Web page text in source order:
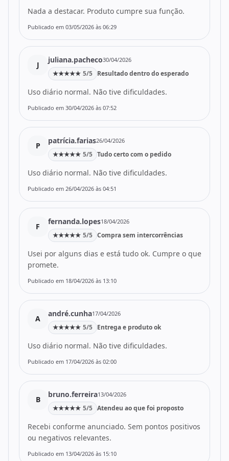
Nada a destacar. Produto cumpre sua função.
Publicado em 03/05/2026 às 06:29
J
juliana.pacheco30/04/2026
★★★★★ 5/5 Resultado dentro do esperado
Uso diário normal. Não tive dificuldades.
Publicado em 30/04/2026 às 07:52
P
patrícia.farias26/04/2026
★★★★★ 5/5 Tudo certo com o pedido
Uso diário normal. Não tive dificuldades.
Publicado em 26/04/2026 às 04:51
F
fernanda.lopes18/04/2026
★★★★★ 5/5 Compra sem intercorrências
Usei por alguns dias e está tudo ok. Cumpre o que
promete.
Publicado em 18/04/2026 às 13:10
A
andré.cunha17/04/2026
★★★★★ 5/5 Entrega e produto ok
Uso diário normal. Não tive dificuldades.
Publicado em 17/04/2026 às 02:00
B
bruno.ferreira13/04/2026
★★★★★ 5/5 Atendeu ao que foi proposto
Recebi conforme anunciado. Sem pontos positivos
ou negativos relevantes.
Publicado em 13/04/2026 às 15:10